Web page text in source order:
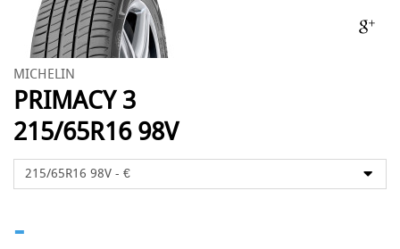
MICHELIN
PRIMACY 3
215/65R16 98V
-